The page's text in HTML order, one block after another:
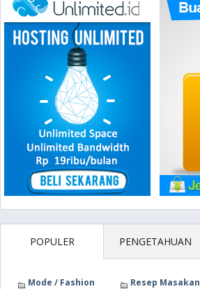
POPULER PENGETAHUAN
Mode / Fashion
Resep Masakan